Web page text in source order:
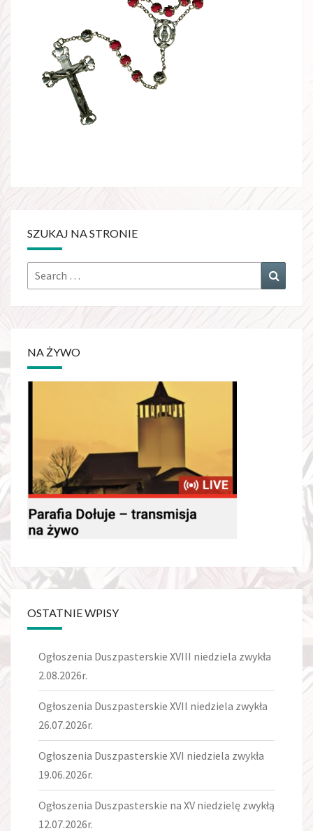
SZUKAJ NA STRONIE
NA ŻYWO
OSTATNIE WPISY
Ogłoszenia Duszpasterskie XVIII niedziela zwykła
2.08.2026r.
Ogłoszenia Duszpasterskie XVII niedziela zwykła
26.07.2026r.
Ogłoszenia Duszpasterskie XVI niedziela zwykła
19.06.2026r.
Ogłoszenia Duszpasterskie na XV niedzielę zwykłą
12.07.2026r.